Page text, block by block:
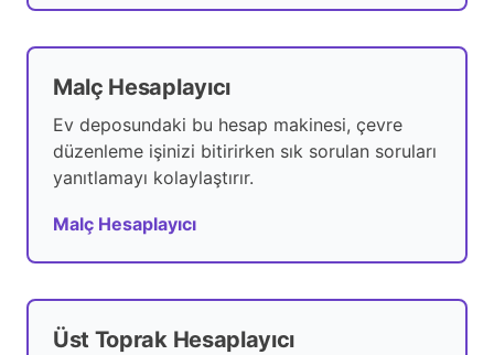
Malç Hesaplayıcı
Ev deposundaki bu hesap makinesi, çevre
düzenleme işinizi bitirirken sık sorulan soruları
yanıtlamayı kolaylaştırır.
Malç Hesaplayıcı
Üst Toprak Hesaplayıcı